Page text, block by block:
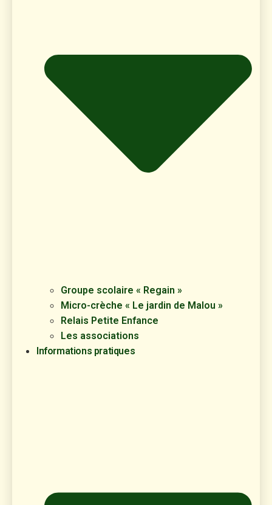
Groupe scolaire « Regain »
Micro-crèche « Le jardin de Malou »
Relais Petite Enfance
Les associations
Informations pratiques